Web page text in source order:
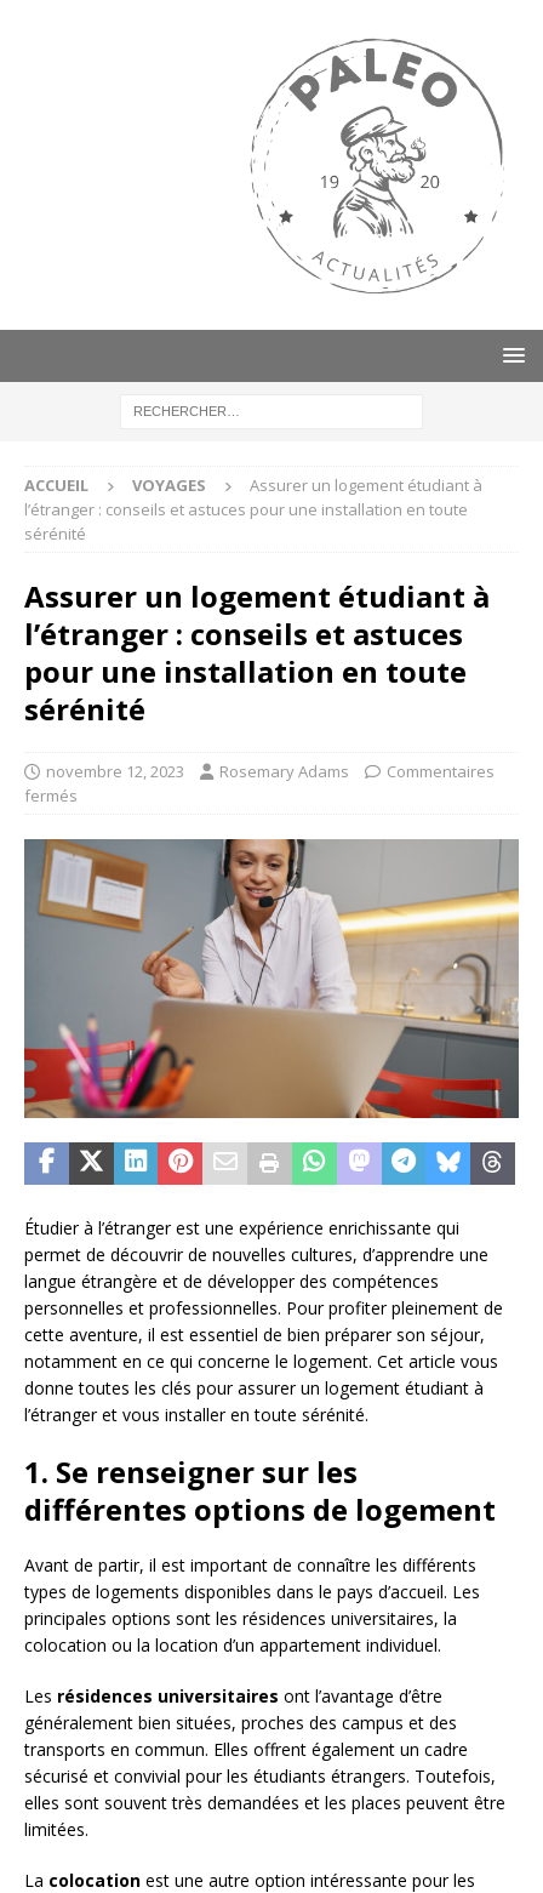
ACCUEIL VOYAGES
Assurer un logement étudiant à
l’étranger : conseils et astuces pour une installation en toute
sérénité
Assurer un logement étudiant à
l’étranger : conseils et astuces
pour une installation en toute
sérénité
novembre 12, 2023 Rosemary Adams
Commentaires
fermés
Étudier à l’étranger est une expérience enrichissante qui
permet de découvrir de nouvelles cultures, d’apprendre une
langue étrangère et de développer des compétences
personnelles et professionnelles. Pour profiter pleinement de
cette aventure, il est essentiel de bien préparer son séjour,
notamment en ce qui concerne le logement. Cet article vous
donne toutes les clés pour assurer un logement étudiant à
l’étranger et vous installer en toute sérénité.
1. Se renseigner sur les
différentes options de logement
Avant de partir, il est important de connaître les différents
types de logements disponibles dans le pays d’accueil. Les
principales options sont les résidences universitaires, la
colocation ou la location d’un appartement individuel.
Les résidences universitaires ont l’avantage d’être
généralement bien situées, proches des campus et des
transports en commun. Elles offrent également un cadre
sécurisé et convivial pour les étudiants étrangers. Toutefois,
elles sont souvent très demandées et les places peuvent être
limitées.
La colocation est une autre option intéressante pour les